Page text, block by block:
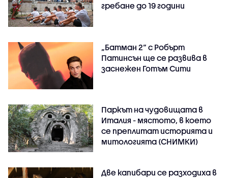
гребане до 19 години
„Батман 2“ с Робърт
Патинсън ще се развива в
заснежен Готъм Сити
Паркът на чудовищата в
Италия - мястото, в което
се преплитат историята и
митологията (СНИМКИ)
Две капибари се разходиха в